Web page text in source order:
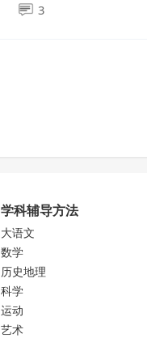
3
学科辅导方法
大语文
数学
历史地理
科学
运动
艺术